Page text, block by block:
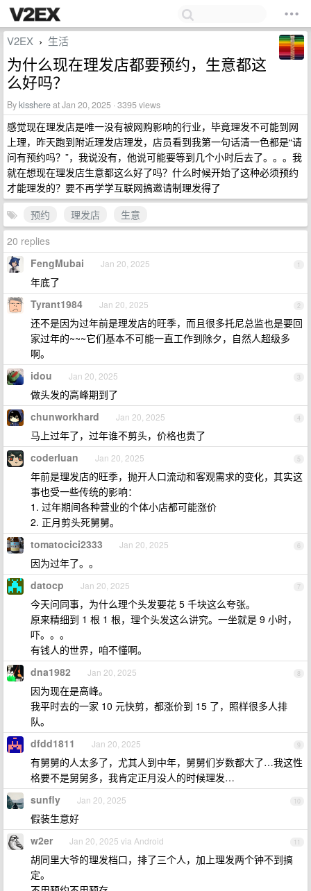
V2EX › 生活
为什么现在理发店都要预约，生意都这
么好吗？
Bykisshereat Jan 20, 2025 · 3395 views
感觉现在理发店是唯一没有被网购影响的行业，毕竟理发不可能到网
上理，昨天跑到附近理发店理发，店员看到我第一句话清一色都是“请
问有预约吗？”，我说没有，他说可能要等到几个小时后去了。。。我
就在想现在理发店生意都这么好了吗？什么时候开始了这种必须预约
才能理发的？要不再学学互联网搞邀请制理发得了
预约
理发店
生意
20 replies
1
FengMubai Jan 20, 2025
年底了
2
Tyrant1984 Jan 20, 2025
还不是因为过年前是理发店的旺季，而且很多托尼总监也是要回
家过年的~~~它们基本不可能一直工作到除夕，自然人超级多
啊。
3
idou Jan 20, 2025
做头发的高峰期到了
4
chunworkhard Jan 20, 2025
马上过年了，过年谁不剪头，价格也贵了
5
coderluan Jan 20, 2025
年前是理发店的旺季，抛开人口流动和客观需求的变化，其实这
事也受一些传统的影响：
1. 过年期间各种营业的个体小店都可能涨价
2. 正月剪头死舅舅。
6
tomatocici2333 Jan 20, 2025
因为过年了。。
7
datocp Jan 20, 2025
今天问同事，为什么理个头发要花 5 千块这么夸张。
原来精细到 1 根 1 根，理个头发这么讲究。一坐就是 9 小时，
吓。。。
有钱人的世界，咱不懂啊。
8
dna1982 Jan 20, 2025
因为现在是高峰。
我平时去的一家 10 元快剪，都涨价到 15 了，照样很多人排
队。
9
dfdd1811 Jan 20, 2025
有舅舅的人太多了，尤其人到中年，舅舅们岁数都大了…我这性
格要不是舅舅多，我肯定正月没人的时候理发…
10
sunfly Jan 20, 2025
假装生意好
11
w2er Jan 20, 2025 via Android
胡同里大爷的理发档口，排了三个人，加上理发两个钟不到搞
定。